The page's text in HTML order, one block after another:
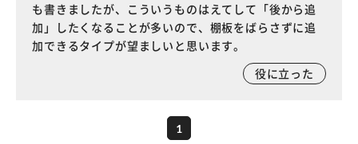
も書きましたが、こういうものはえてして「後から追
加」したくなることが多いので、棚板をばらさずに追
加できるタイプが望ましいと思います。
役に立った
1